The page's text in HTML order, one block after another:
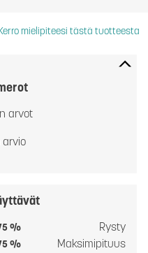
mielipiteesi tästä tuotteesta
arvot
arvio
% Rysty
% Maksimipituus